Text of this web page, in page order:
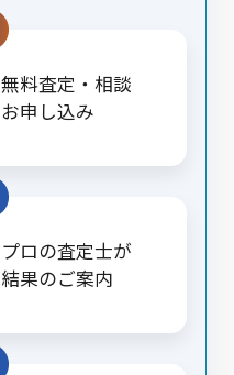
無料査定・相談
お申し込み
プロの査定士が
結果のご案内